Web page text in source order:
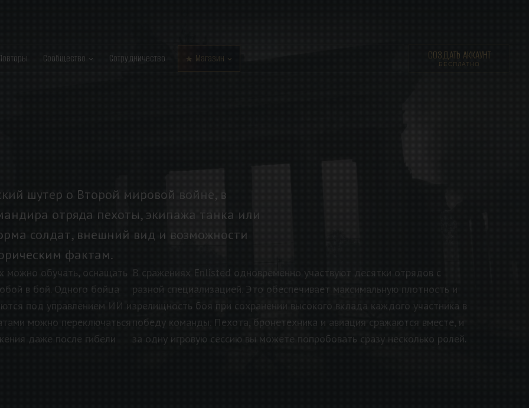
Сообщество Сотрудничество Магазин СОЗДАТЬ АККАУНТ
БЕСПЛАТНО
шутер о Второй мировой войне, в
отряда пехоты, экипажа танка или
солдат, внешний вид и возможности
фактам.
можно обучать, оснащать
в бой. Одного бойца
под управлением ИИ и
можно переключаться
даже после гибели
В сражениях Enlisted одновременно участвуют десятки отрядов с
разной специализацией. Это обеспечивает максимальную плотность и
зрелищность боя при сохранении высокого вклада каждого участника в
победу команды. Пехота, бронетехника и авиация сражаются вместе, и
за одну игровую сессию вы можете попробовать сразу несколько ролей.